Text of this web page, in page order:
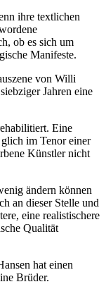
ihre textlichen
ob es sich um
Manifeste.
von Willi
Jahren eine
Eine
im Tenor einer
Künstler nicht
ändern können
an dieser Stelle und
eine realistischere
Qualität
hat einen
Brüder.